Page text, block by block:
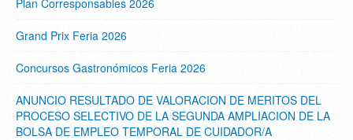
Grand Prix Feria 2026
Concursos Gastronómicos Feria 2026
ANUNCIO RESULTADO DE VALORACION DE MERITOS DEL
PROCESO SELECTIVO DE LA SEGUNDA AMPLIACION DE LA
BOLSA DE EMPLEO TEMPORAL DE CUIDADOR/A